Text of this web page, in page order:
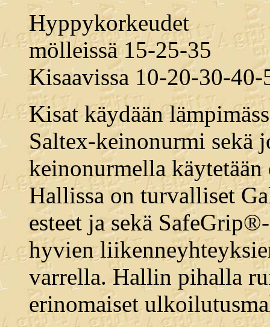
Hyppykorkeudet
mölleissä 15-25-35
Kisaavissa 10-20-30-40-
Kisat käydään
Saltex-keinonurmi sekä
keinonurmella
Hallissa on turvalliset
esteet ja sekä
hyvien
varrella. Hallin pihalla
erinomaiset